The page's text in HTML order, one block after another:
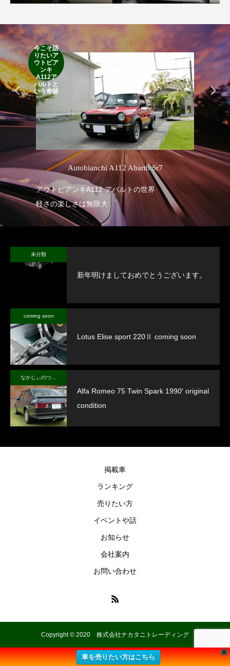
今こそ語
りたいア
ウトビア
ンキ
A112ア
バルトと
いう奇跡
Autobianchi A112 Abarth Sr7
アウトビアンキA112 アバルトの世界
軽さの楽しさは無限大
未分類
新年明けましておめでとうございます。
coming soon
Lotus Elise sport 220Ⅱ coming soon
Alfa Romeo 75 Twin Spark 1990′ original
condition
掲載車
ランキング
売りたい方
イベントや話
お知らせ
会社案内
お問い合わせ
Copyright © 2020 株式会社ナカタニトレーディング
X
車を売りたい方はこちら